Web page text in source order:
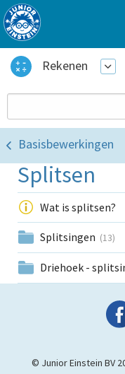
Rekenen
Basisbewerkingen
Splitsen
Wat is splitsen?
Splitsingen (13)
Driehoek -
© Junior Einstein BV